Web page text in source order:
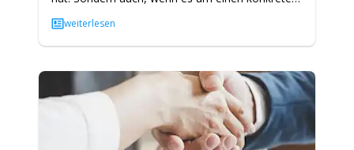
Verkauf des…
weiterlesen